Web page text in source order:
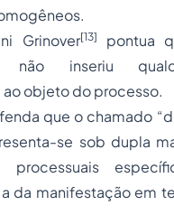
Grinover[13]
pontua
não inseriu
objeto do processo.
que o chamado
se sob dupla
processuais
da manifestação em